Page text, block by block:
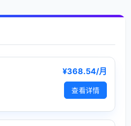
¥368.54/月
查看详情